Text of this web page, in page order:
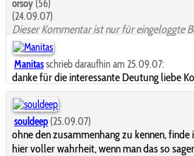
orsoy (56)
(24.09.07)
Dieser Kommentar ist nur für eingeloggte
Manitasschrieb daraufhin am 25.09.07:
danke für die interessante Deutung liebe
souldeep (25.09.07)
ohne den zusammenhang zu kennen, finde
hier voller wahrheit, wenn man das so